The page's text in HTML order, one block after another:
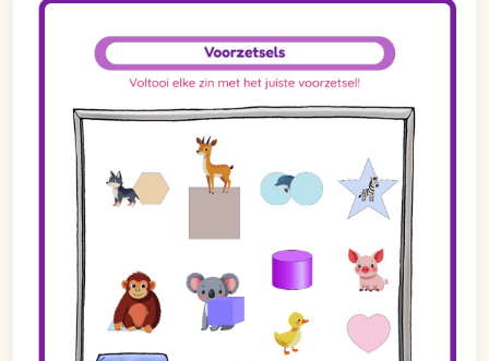
Vraag 2: het juiste voorzetsel opschrijven voor de
Vraag 3: het juiste voorzetsel opschrijven voor de
Vraag 4: het juiste voorzetsel opschrijven voor de
Vraag 5: het juiste voorzetsel opschrijven voor de
Vraag 6: het juiste voorzetsel opschrijven voor de
Vraag 7: het juiste voorzetsel opschrijven voor de
Vraag 8: het juiste voorzetsel opschrijven voor de